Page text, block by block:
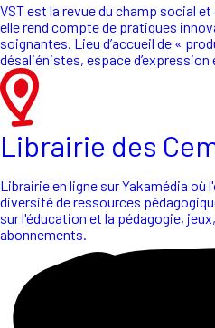
VST est la revue du champ social
elle rend compte de pratiques
soignantes. Lieu d’accueil de «
désaliénistes, espace
Librairie des
Librairie en ligne sur Yakamédia où
diversité de ressources
sur l'éducation et la pédagogie,
abonnements.